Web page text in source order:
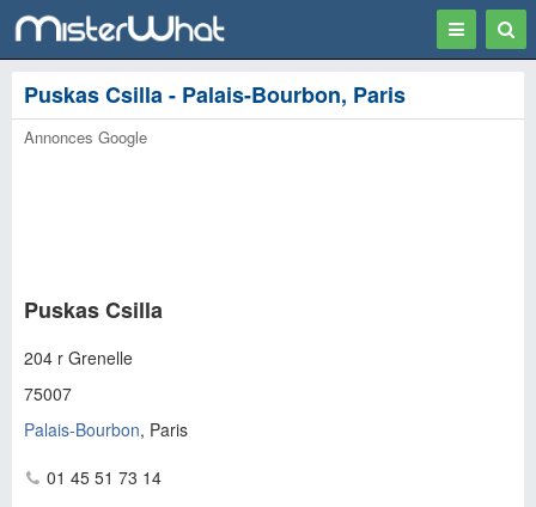
Toggle
Puskas Csilla - Palais-Bourbon, Paris
Annonces Google
Puskas Csilla
204 r Grenelle
75007
Palais-Bourbon, Paris
01 45 51 73 14